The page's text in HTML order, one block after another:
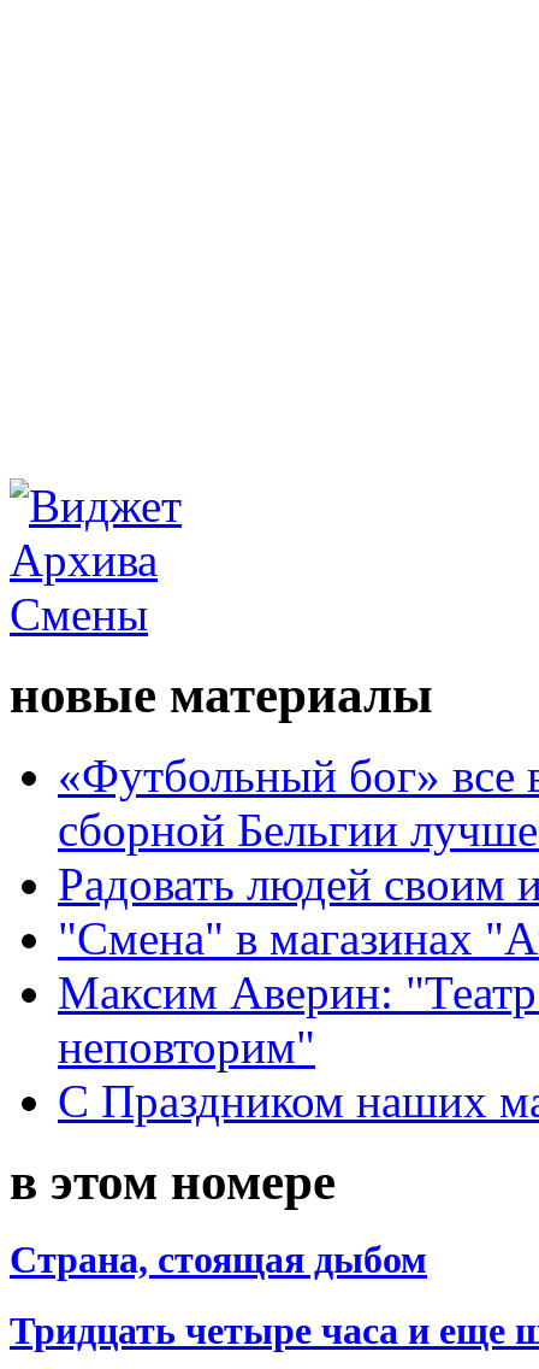
новые материалы
«Футбольный бог» все
сборной Бельгии
Радовать людей своим
"Смена" в магазинах
Максим Аверин:
неповторим"
С Праздником наших
в этом номере
Страна, стоящая дыбом
Тридцать четыре часа и еще